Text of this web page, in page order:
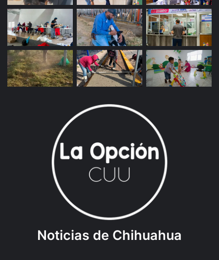
Noticias de Chihuahua